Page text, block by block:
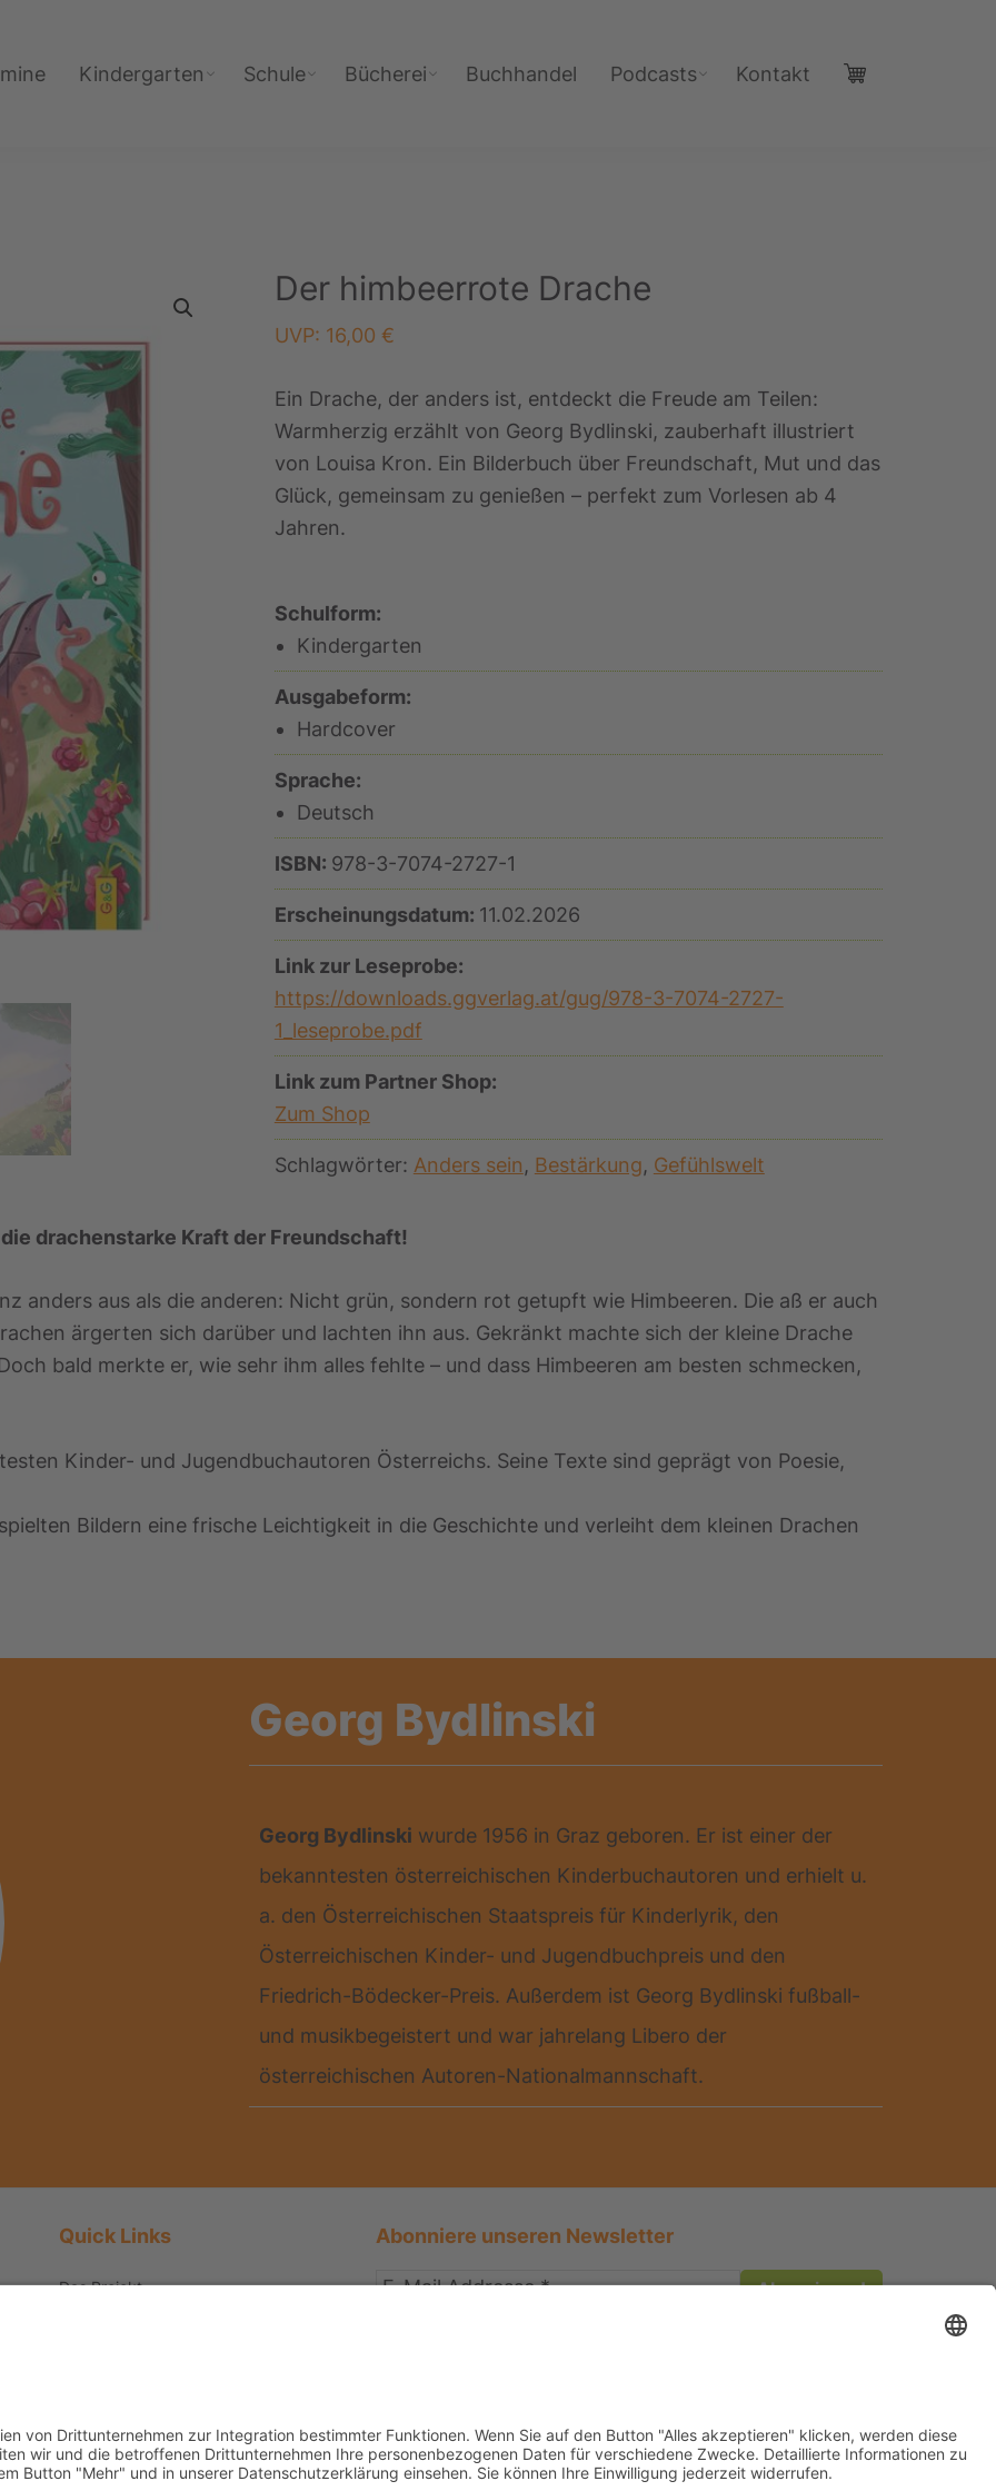
Kindergarten Schule Bücherei Buchhandel Podcasts Kontakt
Der himbeerrote Drache
UVP: 16,00 €
Ein Drache, der anders ist, entdeckt die Freude am Teilen:
Warmherzig erzählt von Georg Bydlinski, zauberhaft illustriert
von Louisa Kron. Ein Bilderbuch über Freundschaft, Mut und das
Glück, gemeinsam zu genießen – perfekt zum Vorlesen ab 4
Jahren.
Schulform:
Kindergarten
Ausgabeform:
Hardcover
Sprache:
Deutsch
ISBN: 978-3-7074-2727-1
Erscheinungsdatum: 11.02.2026
Link zur Leseprobe:
https://downloads.ggverlag.at/gug/978-3-7074-2727-
1_leseprobe.pdf
Link zum Partner Shop:
Zum Shop
Schlagwörter: Anders sein, Bestärkung, Gefühlswelt
drachenstarke Kraft der Freundschaft!
anders aus als die anderen: Nicht grün, sondern rot getupft wie Himbeeren. Die aß er auch
ärgerten sich darüber und lachten ihn aus. Gekränkt machte sich der kleine Drache
bald merkte er, wie sehr ihm alles fehlte – und dass Himbeeren am besten schmecken,
Kinder- und Jugendbuchautoren Österreichs. Seine Texte sind geprägt von Poesie,
Bildern eine frische Leichtigkeit in die Geschichte und verleiht dem kleinen Drachen
Georg Bydlinski
Georg Bydlinski wurde 1956 in Graz geboren. Er ist einer der
bekanntesten österreichischen Kinderbuchautoren und erhielt u.
a. den Österreichischen Staatspreis für Kinderlyrik, den
Österreichischen Kinder- und Jugendbuchpreis und den
Friedrich-Bödecker-Preis. Außerdem ist Georg Bydlinski fußball-
und musikbegeistert und war jahrelang Libero der
österreichischen Autoren-Nationalmannschaft.
Quick Links
Das Projekt
Podcast
Abonniere unseren Newsletter